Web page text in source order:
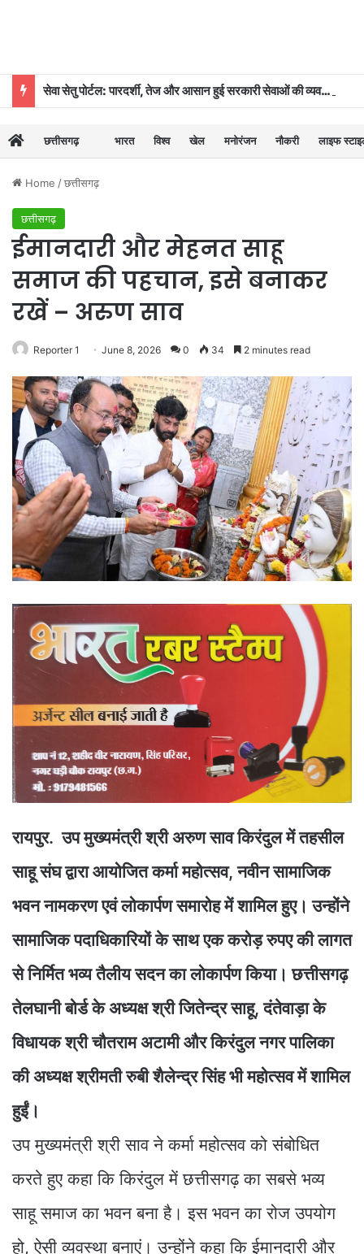
सेवा सेतु पोर्टल: पारदर्शी, तेज और आसान हुई सरकारी सेवाओं की व्यवस्था
छत्तीसगढ़ भारत विश्व खेल मनोरंजन नौकरी लाइफ
Home /छत्तीसगढ़
छत्तीसगढ़
ईमानदारी और मेहनत साहू
समाज की पहचान, इसे बनाकर
रखें – अरुण साव
Reporter 1 June 8, 2026 0 34 2 minutes read
रायपुर. उप मुख्यमंत्री श्री अरुण साव किरंदुल में तहसील
साहू संघ द्वारा आयोजित कर्मा महोत्सव, नवीन सामाजिक
भवन नामकरण एवं लोकार्पण समारोह में शामिल हुए। उन्होंने
सामाजिक पदाधिकारियों के साथ एक करोड़ रुपए की लागत
से निर्मित भव्य तैलीय सदन का लोकार्पण किया। छत्तीसगढ़
तेलघानी बोर्ड के अध्यक्ष श्री जितेन्द्र साहू, दंतेवाड़ा के
विधायक श्री चौतराम अटामी और किरंदुल नगर पालिका
की अध्यक्ष श्रीमती रुबी शैलेन्द्र सिंह भी महोत्सव में शामिल
हुईं।
उप मुख्यमंत्री श्री साव ने कर्मा महोत्सव को संबोधित
करते हुए कहा कि किरंदुल में छत्तीसगढ़ का सबसे भव्य
साहू समाज का भवन बना है। इस भवन का रोज उपयोग
हो, ऐसी व्यवस्था बनाएं। उन्होंने कहा कि ईमानदारी और